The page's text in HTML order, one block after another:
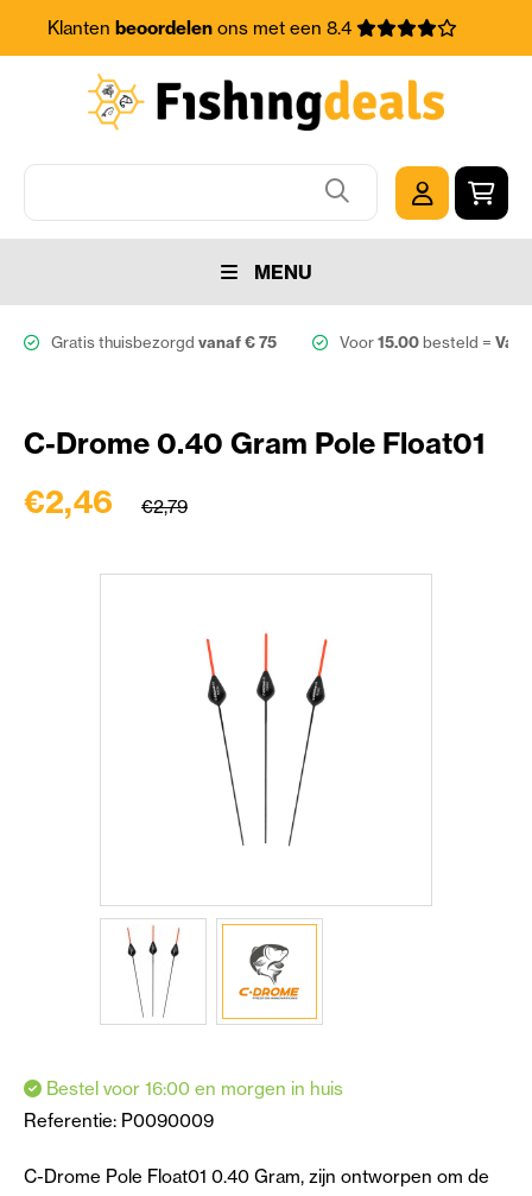
Klanten beoordelenons met een 8.4
MENU
Gratis thuisbezorgd vanaf € 75 Voor15.00besteld =
C-Drome 0.40 Gram Pole Float01
€2,46 €2,79
Bestel voor 16:00 en morgen in huis
Referentie: P0090009
C-Drome Pole Float01 0.40 Gram, zijn ontworpen om de